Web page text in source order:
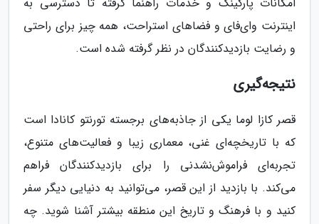
اینترنت وای‌فای و فضاهای استراحت، همه چیز برای راحتی
و رضایت بازدیدکنندگان در نظر گرفته شده است.
نتیجه‌گیری
قصر کازا لوما یکی از جاذبه‌های برجسته تورنتو کانادا است
که با تاریخچه‌ای غنی، معماری زیبا و فعالیت‌های متنوع،
تجربه‌ای فراموش‌نشدنی را برای بازدیدکنندگان فراهم
می‌کند. با بازدید از این قصر، می‌توانید به دنیایی دیگر سفر
کنید و با فرهنگ و تاریخ این منطقه بیشتر آشنا شوید. چه